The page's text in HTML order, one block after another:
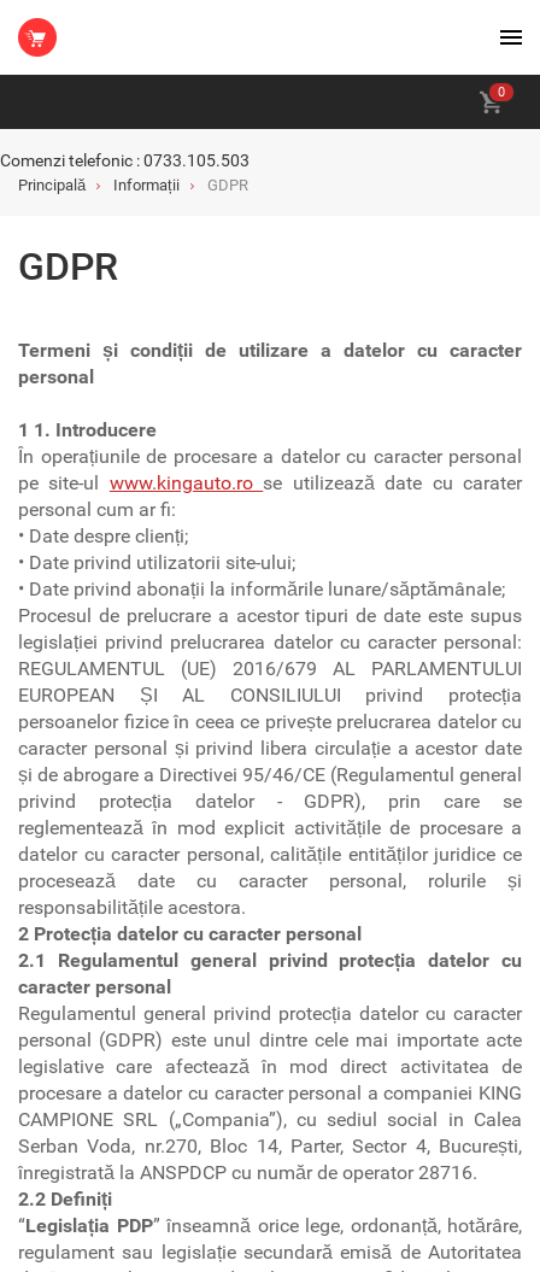
0
Comenzi telefonic : 0733.105.503
Principală Informații GDPR
GDPR
Termeni și condiții de utilizare a datelor cu caracter
personal
1 1. Introducere
În operațiunile de procesare a datelor cu caracter personal
pe site-ul www.kingauto.ro se utilizează date cu carater
personal cum ar fi:
• Date despre clienți;
• Date privind utilizatorii site-ului;
• Date privind abonații la informările lunare/săptămânale;
Procesul de prelucrare a acestor tipuri de date este supus
legislației privind prelucrarea datelor cu caracter personal:
REGULAMENTUL (UE) 2016/679 AL PARLAMENTULUI
EUROPEAN ȘI AL CONSILIULUI privind protecția
persoanelor fizice în ceea ce privește prelucrarea datelor cu
caracter personal și privind libera circulație a acestor date
și de abrogare a Directivei 95/46/CE (Regulamentul general
privind protecția datelor - GDPR), prin care se
reglementează în mod explicit activitățile de procesare a
datelor cu caracter personal, calitățile entităților juridice ce
procesează date cu caracter personal, rolurile și
responsabilitățile acestora.
2 Protecția datelor cu caracter personal
2.1 Regulamentul general privind protecția datelor cu
caracter personal
Regulamentul general privind protecția datelor cu caracter
personal (GDPR) este unul dintre cele mai importate acte
legislative care afectează în mod direct activitatea de
procesare a datelor cu caracter personal a companiei KING
CAMPIONE SRL („Compania”), cu sediul social in Calea
Serban Voda, nr.270, Bloc 14, Parter, Sector 4, București,
înregistrată la ANSPDCP cu număr de operator 28716.
2.2 Definiți
“Legislația PDP” înseamnă orice lege, ordonanță, hotărâre,
regulament sau legislație secundară emisă de Autoritatea